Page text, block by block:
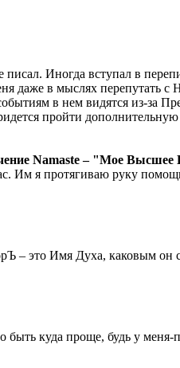
Иногда вступал в
даже в мыслях перепутать
в нем видятся из-
пройти
Namaste – "Мое Высшее
Им я протягиваю руку
– это Имя Духа, каковым
куда проще, будь у